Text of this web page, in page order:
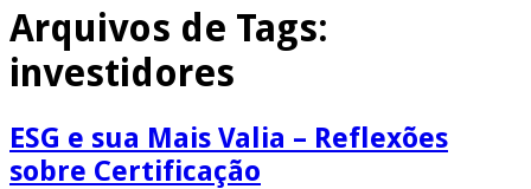
Arquivos de Tags:
investidores
ESG e sua Mais Valia – Reflexões
sobre Certificação